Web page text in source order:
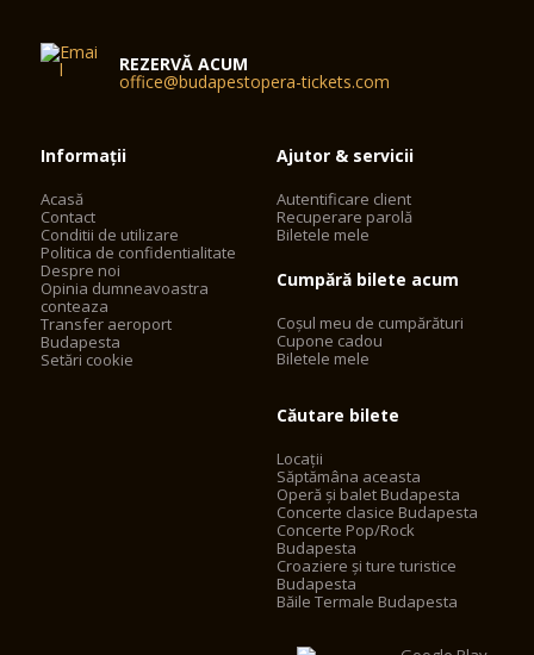
REZERVĂ ACUM
office@budapestopera-tickets.com
Informații
Acasă
Contact
Conditii de utilizare
Politica de confidentialitate
Despre noi
Opinia dumneavoastra
conteaza
Transfer aeroport
Budapesta
Setări cookie
Ajutor & servicii
Autentificare client
Recuperare parolă
Biletele mele
Cumpără bilete acum
Coșul meu de cumpărături
Cupone cadou
Biletele mele
Căutare bilete
Locații
Săptămâna aceasta
Operă și balet Budapesta
Concerte clasice Budapesta
Concerte Pop/Rock
Budapesta
Croaziere și ture turistice
Budapesta
Băile Termale Budapesta